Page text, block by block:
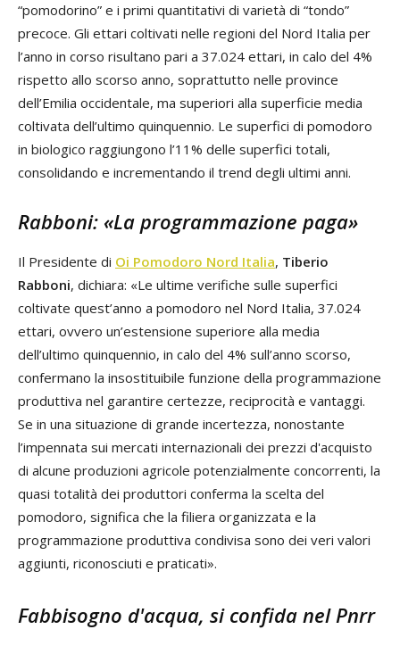
“pomodorino” e i primi quantitativi di varietà di “tondo”
precoce. Gli ettari coltivati nelle regioni del Nord Italia per
l’anno in corso risultano pari a 37.024 ettari, in calo del 4%
rispetto allo scorso anno, soprattutto nelle province
dell’Emilia occidentale, ma superiori alla superficie media
coltivata dell’ultimo quinquennio. Le superfici di pomodoro
in biologico raggiungono l’11% delle superfici totali,
consolidando e incrementando il trend degli ultimi anni.
Rabboni: «La programmazione paga»
Il Presidente di Oi Pomodoro Nord Italia, Tiberio
Rabboni, dichiara: «Le ultime verifiche sulle superfici
coltivate quest’anno a pomodoro nel Nord Italia, 37.024
ettari, ovvero un’estensione superiore alla media
dell’ultimo quinquennio, in calo del 4% sull’anno scorso,
confermano la insostituibile funzione della programmazione
produttiva nel garantire certezze, reciprocità e vantaggi.
Se in una situazione di grande incertezza, nonostante
l’impennata sui mercati internazionali dei prezzi d'acquisto
di alcune produzioni agricole potenzialmente concorrenti, la
quasi totalità dei produttori conferma la scelta del
pomodoro, significa che la filiera organizzata e la
programmazione produttiva condivisa sono dei veri valori
aggiunti, riconosciuti e praticati».
Fabbisogno d'acqua, si confida nel Pnrr